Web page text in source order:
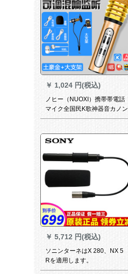
つ。
￥ 1,024 円(税込)
ノヒー（NUOXI）携帯帯電話
マイク全国民K歌神器音カノン
ドキャクター・パッシタ付の
クビデオアウトレット
￥ 5,712 円(税込)
ソニンターネはX 280、NX 5
Rを適用します。